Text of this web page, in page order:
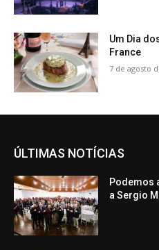
Um Dia
France
7 de agosto
ÚLTIMAS NOTÍCIAS
Podemos
a Sergio